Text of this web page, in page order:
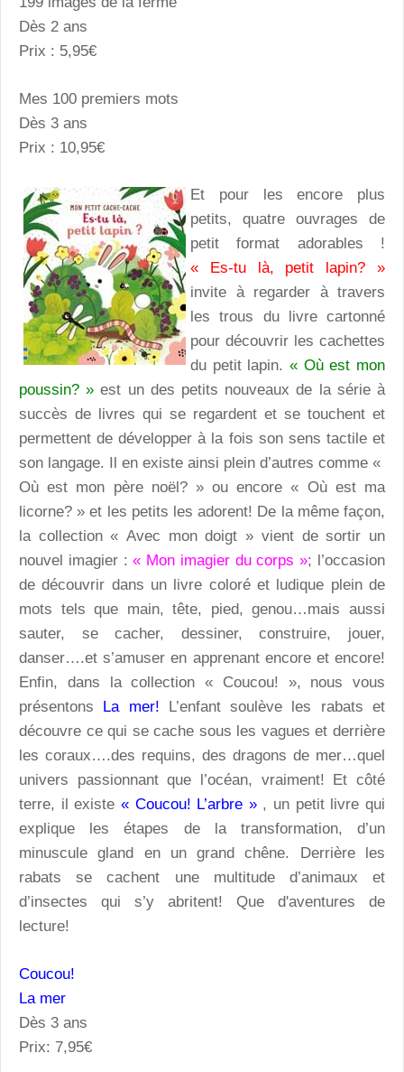
Dès 2 ans
Prix : 5,95€
Mes 100 premiers mots
Dès 3 ans
Prix : 10,95€
Et pour les encore plus
petits, quatre ouvrages de
petit format adorables !
« Es-tu là, petit lapin? »
invite à regarder à travers
les trous du livre cartonné
pour découvrir les cachettes
du petit lapin. « Où est mon
poussin? » est un des petits nouveaux de la série à
succès de livres qui se regardent et se touchent et
permettent de développer à la fois son sens tactile et
son langage. Il en existe ainsi plein d’autres comme «
Où est mon père noël? » ou encore « Où est ma
licorne? » et les petits les adorent! De la même façon,
la collection « Avec mon doigt » vient de sortir un
nouvel imagier :« Mon imagier du corps »; l’occasion
de découvrir dans un livre coloré et ludique plein de
mots tels que main, tête, pied, genou…mais aussi
sauter, se cacher, dessiner, construire, jouer,
danser….et s’amuser en apprenant encore et encore!
Enfin, dans la collection « Coucou! », nous vous
présentons
La mer! L’enfant soulève les rabats et
découvre ce qui se cache sous les vagues et derrière
les coraux….des requins, des dragons de mer…quel
univers passionnant que l’océan, vraiment! Et côté
terre, il existe « Coucou! L’arbre », un petit livre qui
explique les étapes de la transformation, d’un
minuscule gland en un grand chêne. Derrière les
rabats se cachent une multitude d’animaux et
d’insectes qui s’y abritent! Que d'aventures de
lecture!
Coucou!
La mer
Dès 3 ans
Prix: 7,95€